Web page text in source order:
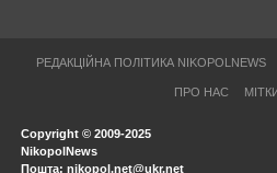
РЕДАКЦІЙНА ПОЛІТИКА NIKOPOLNEWS
ПРО НАС
Copyright © 2009-2025
NikopolNews
Пошта: nikopol.net@ukr.net